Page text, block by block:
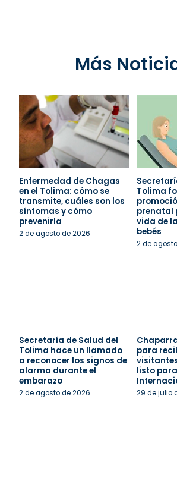
Más
Enfermedad de Chagas
en el Tolima: cómo se
transmite, cuáles son los
síntomas y cómo
prevenirla
2 de agosto de 2026
Tolima
prenatal
vida de
bebés
2 de
Secretaría de Salud del
Tolima hace un llamado
a reconocer los signos de
alarma durante el
embarazo
2 de agosto de 2026
para
listo
29 de julio